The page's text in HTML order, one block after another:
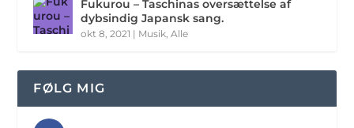
Fukurou – Taschinas oversættelse af
dybsindig Japansk sang.
okt 8, 2021 | Musik,Alle
FØLG MIG